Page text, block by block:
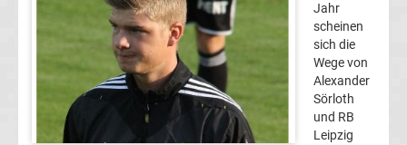
1.
Kaiserslautern
Jahr
scheinen
sich die
Wege von
Alexander
Sörloth
und RB
Leipzig